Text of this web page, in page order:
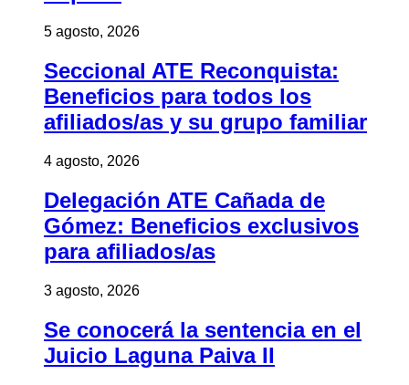
5 agosto, 2026
Seccional ATE Reconquista:
Beneficios para todos los
afiliados/as y su grupo familiar
4 agosto, 2026
Delegación ATE Cañada de
Gómez: Beneficios exclusivos
para afiliados/as
3 agosto, 2026
Se conocerá la sentencia en el
Juicio Laguna Paiva II